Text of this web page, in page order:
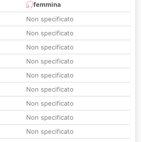
femmina
Non specificato
Non specificato
Non specificato
Non specificato
Non specificato
Non specificato
Non specificato
Non specificato
Non specificato